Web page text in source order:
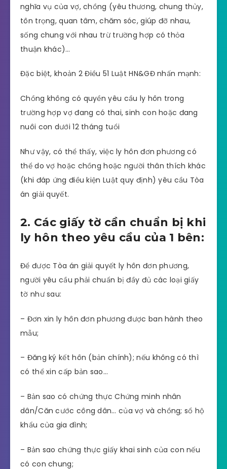
nghĩa vụ của vợ, chồng (yêu thương, chung thủy,
tôn trọng, quan tâm, chăm sóc, giúp đỡ nhau,
sống chung với nhau trừ trường hợp có thỏa
thuận khác)…
Đặc biệt, khoản 2 Điều 51 Luật HN&GĐ nhấn mạnh:
Chồng không có quyền yêu cầu ly hôn trong
trường hợp vợ đang có thai, sinh con hoặc đang
nuôi con dưới 12 tháng tuổi
Như vậy, có thể thấy, việc ly hôn đơn phương có
thể do vợ hoặc chồng hoặc người thân thích khác
(khi đáp ứng điều kiện Luật quy định) yêu cầu Tòa
án giải quyết.
2. Các giấy tờ cần chuẩn bị khi
ly hôn theo yêu cầu của 1 bên:
Để được Tòa án giải quyết ly hôn đơn phương,
người yêu cầu phải chuẩn bị đầy đủ các loại giấy
tờ như sau:
– Đơn xin ly hôn đơn phương được ban hành theo
mẫu;
– Đăng ký kết hôn (bản chính); nếu không có thì
có thể xin cấp bản sao…
– Bản sao có chứng thực Chứng minh nhân
dân/Căn cước công dân… của vợ và chồng; sổ hộ
khẩu của gia đình;
– Bản sao chứng thực giấy khai sinh của con nếu
có con chung;